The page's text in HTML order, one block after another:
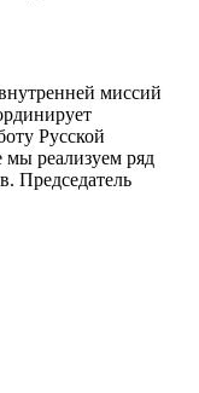
миссий
Русской
реализуем ряд
Председатель